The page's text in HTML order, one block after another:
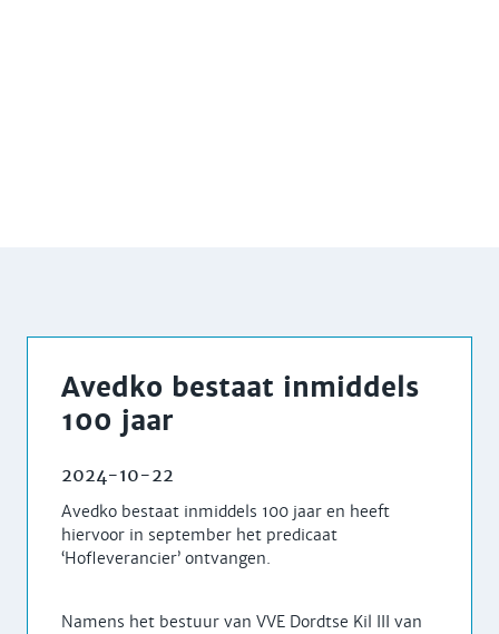
Avedko bestaat inmiddels
100 jaar
2024-10-22
Avedko bestaat inmiddels 100 jaar en heeft
hiervoor in september het predicaat
‘Hofleverancier’ ontvangen.
Namens het bestuur van VVE Dordtse Kil III van